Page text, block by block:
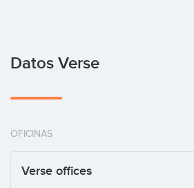
Datos Verse
OFICINAS
Verse offices